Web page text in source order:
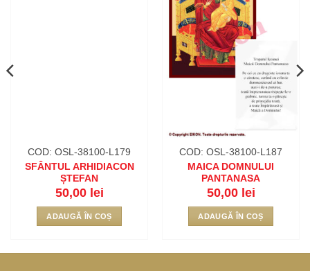
COD: OSL-38100-L179
SFÂNTUL ARHIDIACON
ȘTEFAN
50,00 lei
ADAUGĂ ÎN COȘ
COD: OSL-38100-L187
MAICA DOMNULUI
PANTANASA
50,00 lei
ADAUGĂ ÎN COȘ